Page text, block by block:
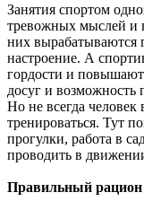
Занятия спортом
тревожных мыслей и
них вырабатываются
настроение. А
гордости и
досуг и
Но не всегда человек
тренироваться. Тут
прогулки, работа в
проводить в
Правильный рацион